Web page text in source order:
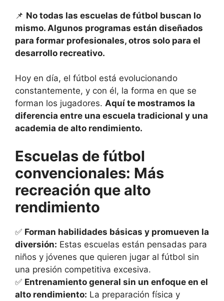
📌 No todas las escuelas de fútbol buscan lo
mismo. Algunos programas están diseñados
para formar profesionales, otros solo para el
desarrollo recreativo.
Hoy en día, el fútbol está evolucionando
constantemente, y con él, la forma en que se
forman los jugadores. Aquí te mostramos la
diferencia entre una escuela tradicional y una
academia de alto rendimiento.
Escuelas de fútbol
convencionales: Más
recreación que alto
rendimiento
✅ Forman habilidades básicas y promueven la
diversión: Estas escuelas están pensadas para
niños y jóvenes que quieren jugar al fútbol sin
una presión competitiva excesiva.
✅ Entrenamiento general sin un enfoque en el
alto rendimiento: La preparación física y